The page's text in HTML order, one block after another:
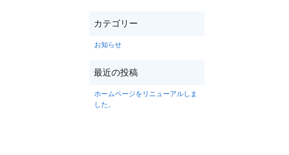
お知らせ
ホームページをリニューアルしま
した。